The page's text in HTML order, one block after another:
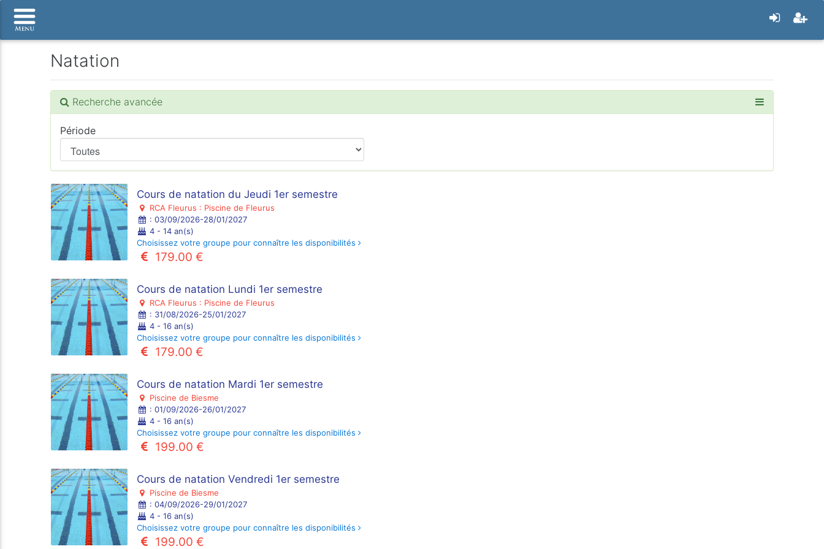
Natation
Recherche avancée
Période
Cours de natation du Jeudi 1er semestre
RCA Fleurus : Piscine de Fleurus
: 03/09/2026-28/01/2027
4 - 14 an(s)
Choisissez votre groupe pour connaître les disponibilités
179.00 €
Cours de natation Lundi 1er semestre
RCA Fleurus : Piscine de Fleurus
: 31/08/2026-25/01/2027
4 - 16 an(s)
Choisissez votre groupe pour connaître les disponibilités
179.00 €
Cours de natation Mardi 1er semestre
Piscine de Biesme
: 01/09/2026-26/01/2027
4 - 16 an(s)
Choisissez votre groupe pour connaître les disponibilités
199.00 €
Cours de natation Vendredi 1er semestre
Piscine de Biesme
: 04/09/2026-29/01/2027
4 - 16 an(s)
Choisissez votre groupe pour connaître les disponibilités
199.00 €